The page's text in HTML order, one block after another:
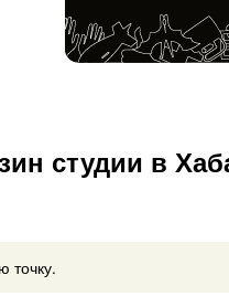
студии в
точку.